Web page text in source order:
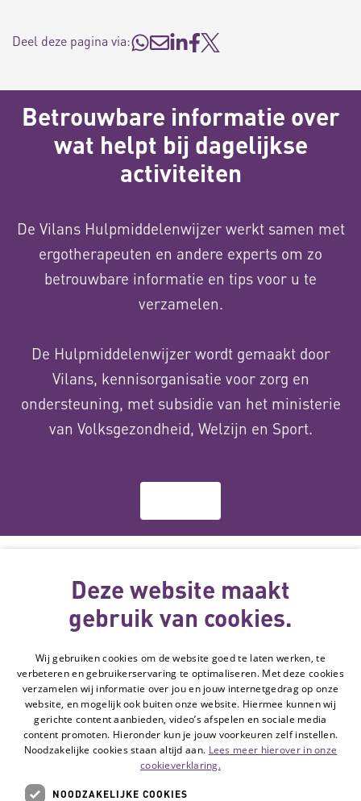
Deel deze pagina via:
Betrouwbare informatie over
wat helpt bij dagelijkse
activiteiten
De Vilans Hulpmiddelenwijzer werkt samen met
ergotherapeuten en andere experts om zo
betrouwbare informatie en tips voor u te
verzamelen.
De Hulpmiddelenwijzer wordt gemaakt door
Vilans, kennisorganisatie voor zorg en
ondersteuning, met subsidie van het ministerie
van Volksgezondheid, Welzijn en Sport.
wordt gemaakt
met subsidie
van
Volg de Hulpmiddelenwijzer: Ga naar de
Veelgestelde vragen
Contact
Deze website maakt
gebruik van cookies.
Wij gebruiken cookies om de website goed te laten werken, te
verbeteren en gebruikerservaring te optimaliseren. Met deze cookies
verzamelen wij informatie over jou en jouw internetgedrag op onze
website, en mogelijk ook buiten onze website. Hiermee kunnen wij
gerichte content aanbieden, video’s afspelen en sociale media
content promoten. Hieronder kun je jouw voorkeuren zelf instellen.
Noodzakelijke cookies staan altijd aan. Lees meer hierover in onze
cookieverklaring.
NOODZAKELIJKE COOKIES